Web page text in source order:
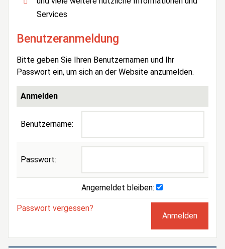
Services
Benutzeranmeldung
Bitte geben Sie Ihren Benutzernamen und Ihr
Passwort ein, um sich an der Website anzumelden.
Anmelden
Benutzername:
Passwort:
Angemeldet bleiben:
Passwort vergessen?